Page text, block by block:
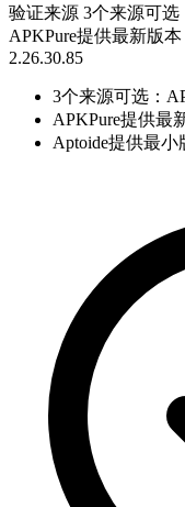
验证来源 3个来源可选
APKPure提供最新版本
2.26.30.85
3个来源可选：
APKPure提供最
Aptoide提供最小